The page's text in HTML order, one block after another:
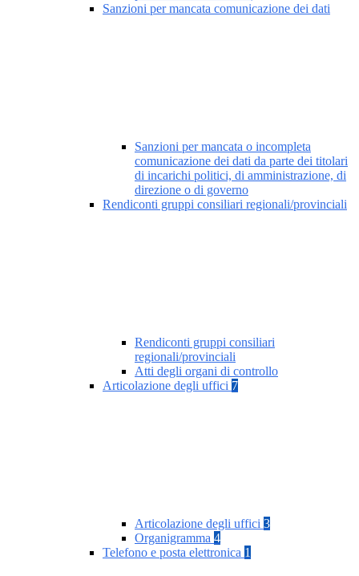
Sanzioni per mancata comunicazione dei dati
Sanzioni per mancata o incompleta
comunicazione dei dati da parte dei titolari
di incarichi politici, di amministrazione, di
direzione o di governo
Rendiconti gruppi consiliari regionali/provinciali
Rendiconti gruppi consiliari
regionali/provinciali
Atti degli organi di controllo
Articolazione degli uffici 7
Articolazione degli uffici 3
Organigramma 4
Telefono e posta elettronica 1